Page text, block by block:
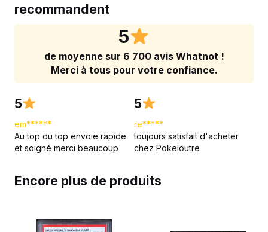
recommandent
5
de moyenne sur 6 700 avis Whatnot !
Merci à tous pour votre confiance.
5
em******
Au top du top envoie rapide
et soigné merci beaucoup
5
re*****
toujours satisfait d'acheter
chez Pokeloutre
Encore plus de produits